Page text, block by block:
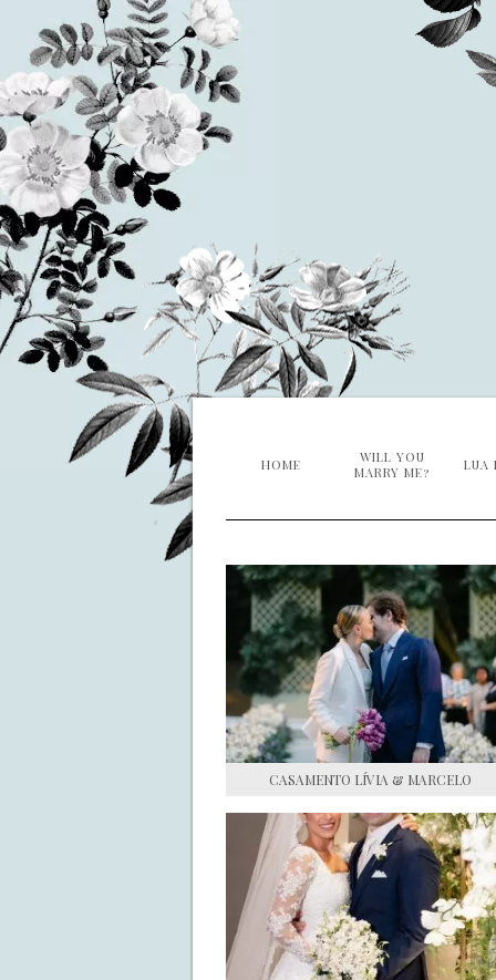
HOME
WILL YOU
MARRY ME?
LUA
CASAMENTO LÍVIA & MARCELO